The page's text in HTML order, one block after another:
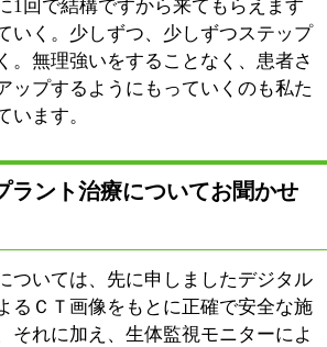
些細と思われることでもご
つけ医として、一生涯、責
をさせていただきたいと思
たものです。
どがございます事をご了承
このページの先頭へ
時間 葛飾区時間
モバイル
© 2013 art blue Inc.